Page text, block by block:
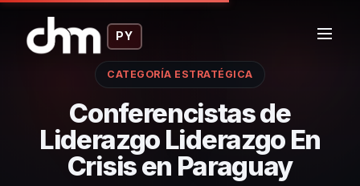
PY
CATEGORÍA ESTRATÉGICA
Conferencistas de
Liderazgo Liderazgo En
Crisis en Paraguay